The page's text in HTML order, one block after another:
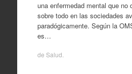
una enfermedad mental que no
sobre todo en las sociedades
paradógicamente. Según la
es…
de Salud